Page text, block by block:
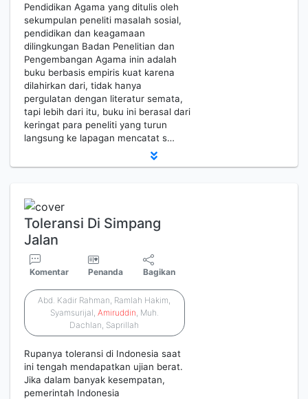
Pendidikan Agama yang ditulis oleh
sekumpulan peneliti masalah sosial,
pendidikan dan keagamaan
dilingkungan Badan Penelitian dan
Pengembangan Agama inin adalah
buku berbasis empiris kuat karena
dilahirkan dari, tidak hanya
pergulatan dengan literatur semata,
tapi lebih dari itu, buku ini berasal dari
keringat para peneliti yang turun
langsung ke lapagan mencatat s…
Toleransi Di Simpang
Jalan
Komentar Penanda Bagikan
Abd. Kadir Rahman, Ramlah Hakim,
Syamsurijal, Amiruddin , Muh.
Dachlan, Saprillah
Rupanya toleransi di Indonesia saat
ini tengah mendapatkan ujian berat.
Jika dalam banyak kesempatan,
pemerintah Indonesia